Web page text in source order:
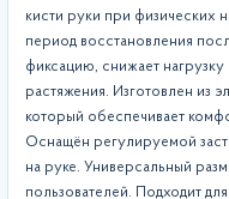
кисти руки при физических
период восстановления
фиксацию, снижает нагрузку
растяжения. Изготовлен из
который обеспечивает
Оснащён регулируемой
на руке. Универсальный
пользователей. Подходит